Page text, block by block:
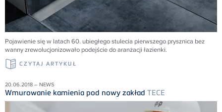
Pojawienie się w latach 60. ubiegłego stulecia pierwszego prysznica bez
wanny zrewolucjonizowało podejście do aranżacji łazienki.
CZYTAJ ARTYKUŁ
20.06.2018 – NEWS
Wmurowanie kamienia pod nowy zakład TECE